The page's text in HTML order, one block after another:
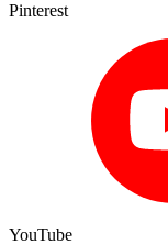
Pinterest
YouTube